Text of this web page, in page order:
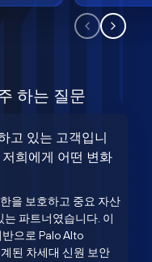
하는 질문
고 있는 고객입니
희에게 어떤 변화
을 보호하고 중요 자산
는 파트너였습니다. 이
으로 Palo Alto
된 차세대 신원 보안